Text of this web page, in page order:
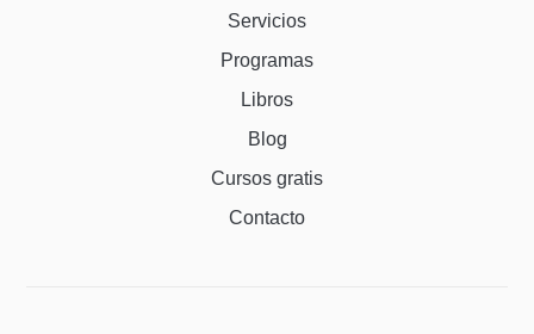
Servicios
Programas
Libros
Blog
Cursos gratis
Contacto